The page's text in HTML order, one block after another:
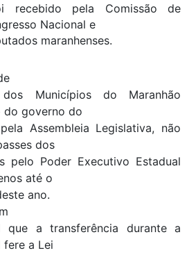
recebido pela Comissão de
Nacional e
maranhenses.
dos Municípios do Maranhão
do governo do
Assembleia Legislativa, não
dos
pelo Poder Executivo Estadual
até o
ano.
que a transferência durante a
fere a Lei